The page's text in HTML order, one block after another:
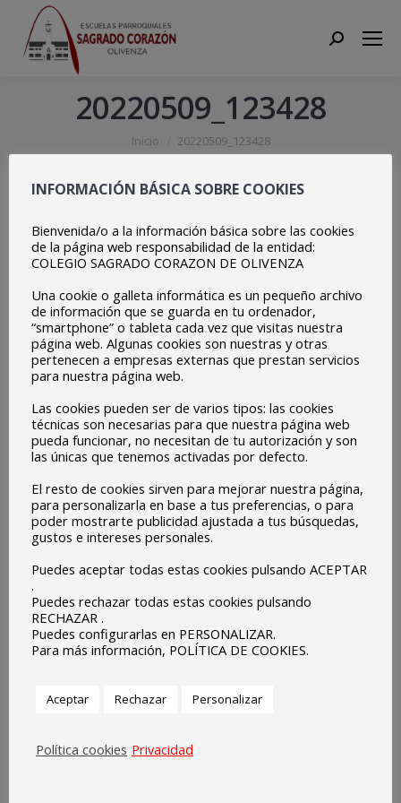
Search:
20220509_123428
Estás aquí:
Inicio 20220509_123428
INFORMACIÓN BÁSICA SOBRE COOKIES
Bienvenida/o a la información básica sobre las cookies
de la página web responsabilidad de la entidad:
COLEGIO SAGRADO CORAZON DE OLIVENZA
Una cookie o galleta informática es un pequeño archivo
de información que se guarda en tu ordenador,
“smartphone” o tableta cada vez que visitas nuestra
página web. Algunas cookies son nuestras y otras
pertenecen a empresas externas que prestan servicios
para nuestra página web.
Las cookies pueden ser de varios tipos: las cookies
técnicas son necesarias para que nuestra página web
pueda funcionar, no necesitan de tu autorización y son
las únicas que tenemos activadas por defecto.
El resto de cookies sirven para mejorar nuestra página,
para personalizarla en base a tus preferencias, o para
poder mostrarte publicidad ajustada a tus búsquedas,
gustos e intereses personales.
Puedes aceptar todas estas cookies pulsando ACEPTAR
.
Puedes rechazar todas estas cookies pulsando
RECHAZAR .
Puedes configurarlas en PERSONALIZAR.
Para más información, POLÍTICA DE COOKIES.
Aceptar Rechazar Personalizar
Política cookies Privacidad